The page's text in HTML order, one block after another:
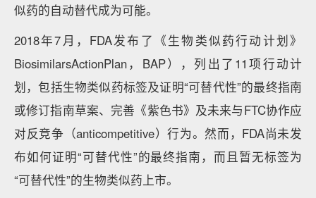
似药的自动替代成为可能。
2018年7月，FDA发布了《生物类似药行动计划》
BiosimilarsActionPlan，BAP），列出了11项行动计
划，包括生物类似药标签及证明“可替代性”的最终指南
或修订指南草案、完善《紫色书》及未来与FTC协作应
对反竞争（anticompetitive）行为。然而，FDA尚未发
布如何证明“可替代性”的最终指南，而且暂无标签为
“可替代性”的生物类似药上市。